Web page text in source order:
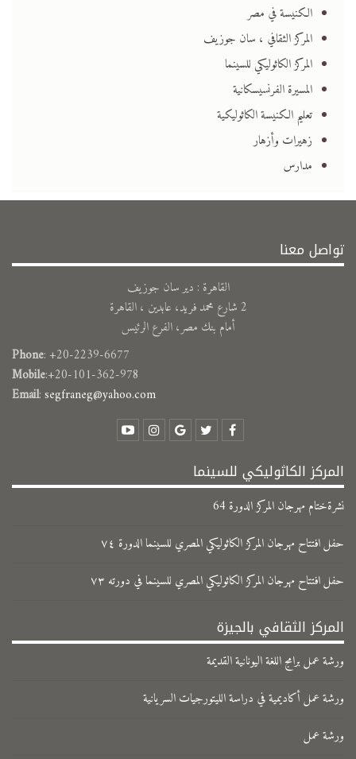
الكنيسة في مصر
المركز الثقافي ، سان جوزيف
المركز الكاثوليكي للسينما
المسيرة الفرنسيسكانية
تعليم الكنيسة الكاثوليكية
زهيرات وأزهار
مدارس
تواصل معنا
القاهرة : دير سان جوزيف
2 شارع محمد فريد، عابدين ، القاهرة
أمام بنك مصر، الفرع الرئيس
Phone: +20-2239-6677
Mobile:+20-101-362-978
Email:segfraneg@yahoo.com
المركز الكاثوليكي للسينما
نشرةختام مهرجان المركز الدورة 64
حفل افتتاح مهرجان المركز الكاثوليكي المصري للسينما الدورة ٧٤
حفل افتتاح مهرجان المركز الكاثوليكي المصري للسينما في دورته ٧٣
المركز الثقافي بالجيزة
ورشة عمل برامج اللغة اليونانية القديمة
ورشة عمل أكاديمية في دراسة الليتورجيات السريانية
ورشة عمل